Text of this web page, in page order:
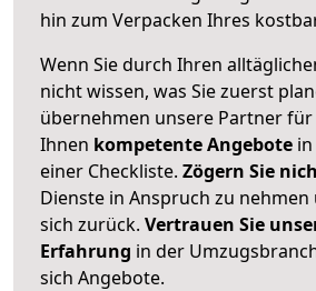
hin zum Verpacken Ihres
Wenn Sie durch Ihren
nicht wissen, was Sie zuerst
übernehmen unsere Partner für
Ihnen kompetente Angebote
einer Checkliste. Zögern Sie
Dienste in Anspruch zu nehmen
sich zurück. Vertrauen Sie
Erfahrung in der
sich Angebote.